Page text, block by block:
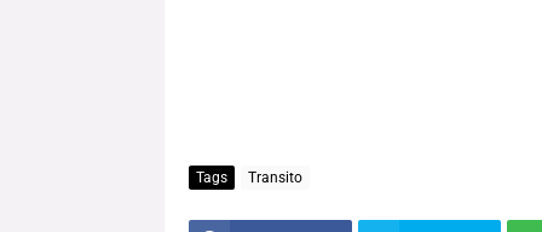
Tags Transito